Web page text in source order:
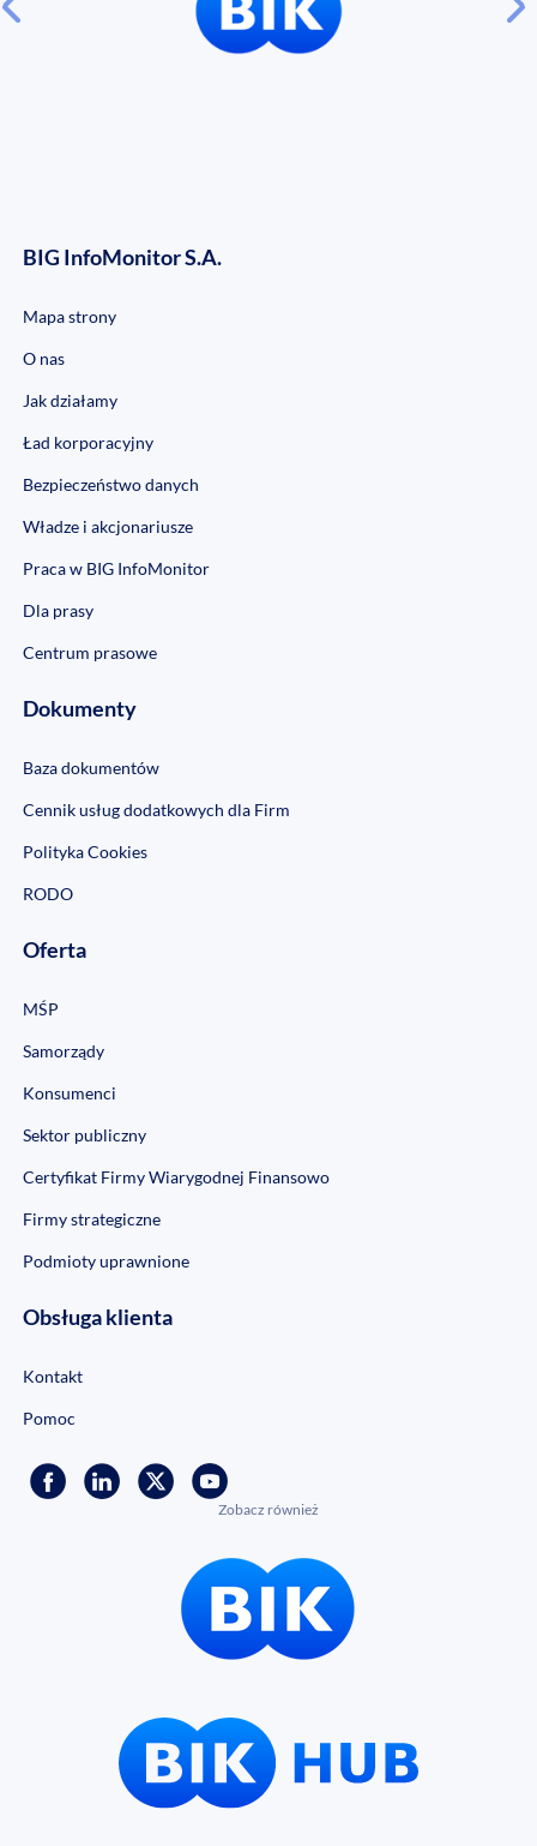
BIG InfoMonitor S.A.
Mapa strony
O nas
Jak działamy
Ład korporacyjny
Bezpieczeństwo danych
Władze i akcjonariusze
Praca w BIG InfoMonitor
Dla prasy
Centrum prasowe
Dokumenty
Baza dokumentów
Cennik usług dodatkowych dla Firm
Polityka Cookies
RODO
Oferta
MŚP
Samorządy
Konsumenci
Sektor publiczny
Certyfikat Firmy Wiarygodnej Finansowo
Firmy strategiczne
Podmioty uprawnione
Obsługa klienta
Kontakt
Pomoc
Zobacz również